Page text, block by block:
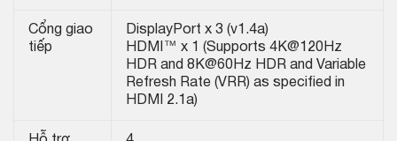
Cổng giao
tiếp
DisplayPort x 3 (v1.4a)
HDMI™ x 1 (Supports 4K@120Hz
HDR and 8K@60Hz HDR and Variable
Refresh Rate (VRR) as specified in
HDMI 2.1a)